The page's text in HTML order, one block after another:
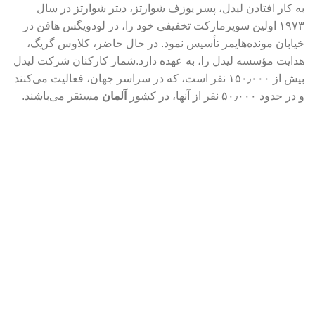
به کار افتادن لیدل، پسر یوزف شوارتز، دیتر شوارتز در سال
۱۹۷۳ اولین سوپرمارکت تخفیفی خود را، در لودویگس هافن در
خیابان مونده‌هایمر تأسیس نمود. در حال حاضر، کلاوس گریگ،
هدایت مؤسسه لیدل را، به عهده دارد.شمار کارکنان شرکت لیدل
بیش از ۱۵۰٫۰۰۰ نفر است، که در سراسر جهان، فعالیت می‌کنند
و در حدود ۵۰٫۰۰۰ نفر از آنها، در کشور
آلمان مستقر می‌باشند.